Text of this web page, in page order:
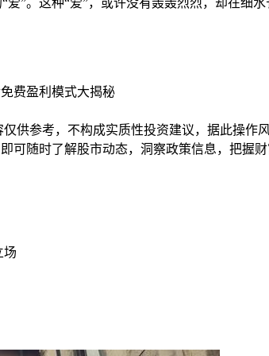
费盈利模式大揭秘
供参考，不构成实质性投资建议，据此操作
可随时了解股市动态，洞察政策信息，把握财
场